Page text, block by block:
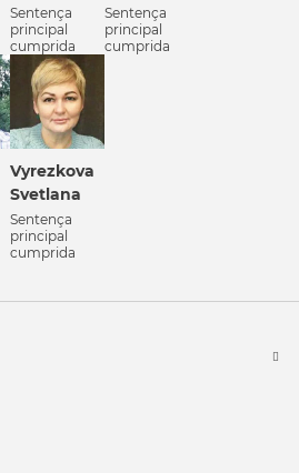
Sentença
principal
cumprida
Sentença
principal
cumprida
Vyrezkova
Svetlana
Sentença
principal
cumprida